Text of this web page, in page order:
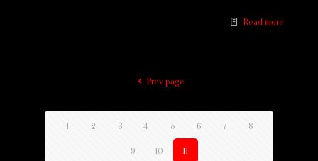
Read more
Prev page
1 2 3 4 5 6 7 8
9 10 11